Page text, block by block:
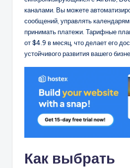
каналами. Вы можете
сообщений, управлять
принимать платежи. Тарифные
от $4.9 в месяц, что делает его
устойчивого развития вашего
Как выбрать